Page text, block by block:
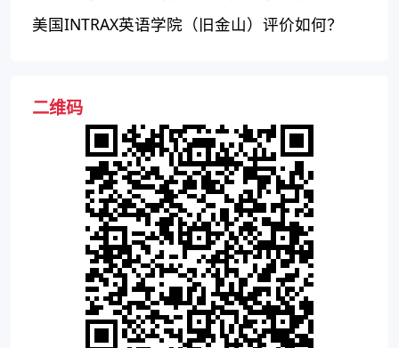
主要课程
美国INTRAX英语学院（旧金山）评价如何？
二维码